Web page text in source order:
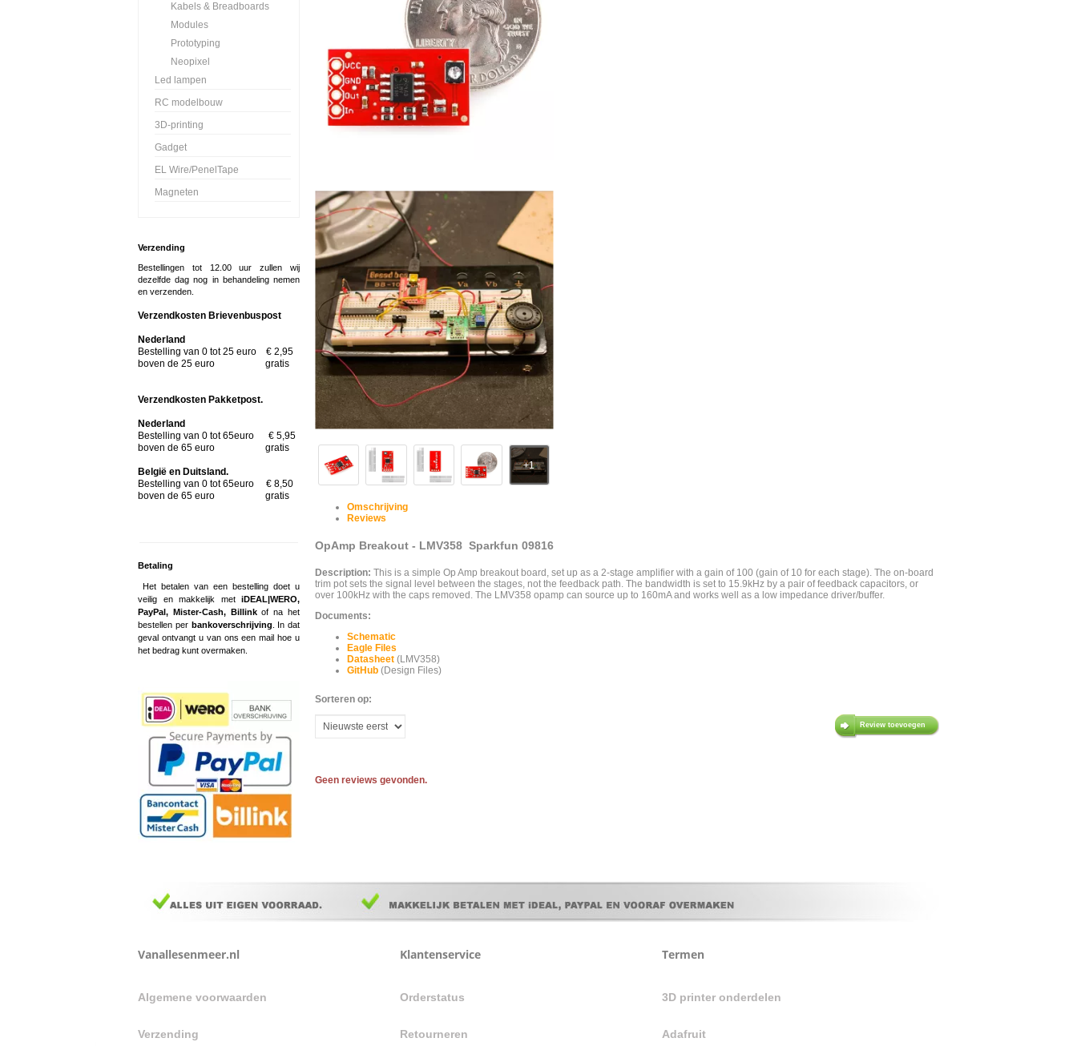
Kabels & Breadboards
Modules
Prototyping
Neopixel
Led lampen
RC modelbouw
3D-printing
Gadget
EL Wire/PenelTape
Magneten
Verzending
Bestellingen tot 12.00 uur zullen wij
dezelfde dag nog in behandeling nemen
en verzenden.
Verzendkosten Brievenbuspost
Nederland
Bestelling van 0 tot 25 euro € 2,95
boven de 25 euro gratis
Verzendkosten Pakketpost.
Nederland
Bestelling van 0 tot 65euro € 5,95
boven de 65 euro gratis
België en Duitsland.
Bestelling van 0 tot 65euro € 8,50
boven de 65 euro gratis
Betaling
Het betalen van een bestelling doet u
veilig en makkelijk met iDEAL|WERO,
PayPal, Mister-Cash, Billinkof na het
bestellen per bankoverschrijving . In dat
geval ontvangt u van ons een mail hoe u
het bedrag kunt overmaken.
Omschrijving
Reviews
OpAmp Breakout - LMV358 Sparkfun 09816
Description: This is a simple Op Amp breakout board, set up as a 2-stage amplifier with a gain of 100 (gain of 10 for each stage). The on-board
trim pot sets the signal level between the stages, not the feedback path. The bandwidth is set to 15.9kHz by a pair of feedback capacitors, or
over 100kHz with the caps removed. The LMV358 opamp can source up to 160mA and works well as a low impedance driver/buffer.
Documents:
Schematic
Eagle Files
Datasheet (LMV358)
GitHub (Design Files)
Sorteren op:
Review toevoegen
Geen reviews gevonden.
Vanallesenmeer.nl
Algemene voorwaarden
Verzending
Klantenservice
Orderstatus
Retourneren
Termen
3D printer onderdelen
Adafruit